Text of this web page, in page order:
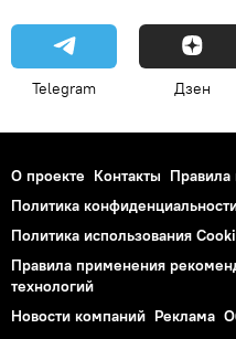
Telegram Дзен
О проекте Контакты Правила
Политика
Политика использования
Правила применения
технологий
Новости компаний Реклама